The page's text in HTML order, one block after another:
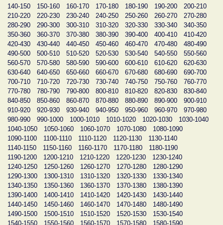
140-150
150-160 160-170 170-180 180-190 190-200
200-210
210-220
220-230 230-240 240-250 250-260 260-270
270-280
280-290
290-300 300-310 310-320 320-330 330-340
340-350
350-360
360-370 370-380 380-390 390-400 400-410
410-420
420-430
430-440 440-450 450-460 460-470 470-480
480-490
490-500
500-510 510-520 520-530 530-540 540-550
550-560
560-570
570-580 580-590 590-600 600-610 610-620
620-630
630-640
640-650 650-660 660-670 670-680 680-690
690-700
700-710
710-720 720-730 730-740 740-750 750-760
760-770
770-780
780-790 790-800 800-810 810-820 820-830
830-840
840-850
850-860 860-870 870-880 880-890 890-900
900-910
910-920
920-930 930-940 940-950 950-960 960-970
970-980
980-990
990-1000 1000-1010 1010-1020 1020-1030
1030-1040
1040-1050
1050-1060 1060-1070 1070-1080
1080-1090
1090-1100
1100-1110 1110-1120 1120-1130
1130-1140
1140-1150
1150-1160 1160-1170 1170-1180
1180-1190
1190-1200
1200-1210 1210-1220 1220-1230
1230-1240
1240-1250
1250-1260 1260-1270 1270-1280
1280-1290
1290-1300
1300-1310 1310-1320 1320-1330
1330-1340
1340-1350
1350-1360 1360-1370 1370-1380
1380-1390
1390-1400
1400-1410 1410-1420 1420-1430
1430-1440
1440-1450
1450-1460 1460-1470 1470-1480
1480-1490
1490-1500
1500-1510 1510-1520 1520-1530
1530-1540
1540-1550
1550-1560 1560-1570 1570-1580
1580-1590